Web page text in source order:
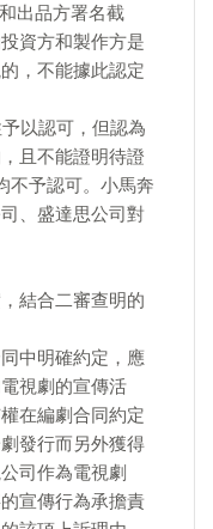
出品方署名截
資方和製作方是
，不能據此認定
以認可，但認為
且不能證明待證
不予認可。小馬奔
、盛達思公司對
結合二審查明的
中明確約定，應
視劇的宣傳活
在編劇合同約定
發行而另外獲得
司作為電視劇
宣傳行為承擔責